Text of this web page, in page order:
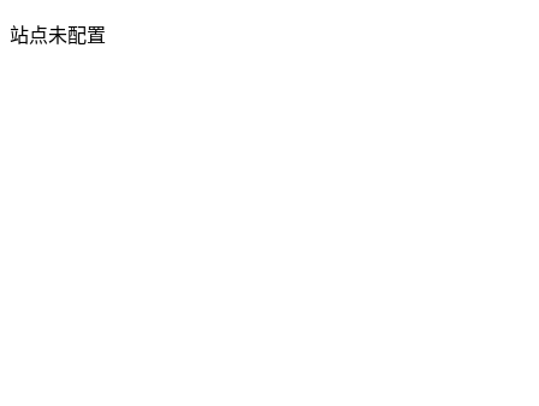
站点未配置